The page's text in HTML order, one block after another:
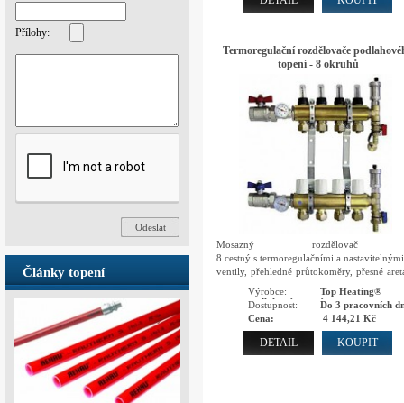
Přílohy:
Články topení
Termoregulační rozdělovače
topení - 8 okruhů
Mosazný
8.cestný s termoregulačními a
ventily, přehledné průtokoměry, přesné
vypouštěcí ventily
Výrobce:
Top Heating®
podlahové topení
Dostupnost:
Do 3 pracovních
Cena:
4 144,21 Kč
KOUPIT
DETAIL